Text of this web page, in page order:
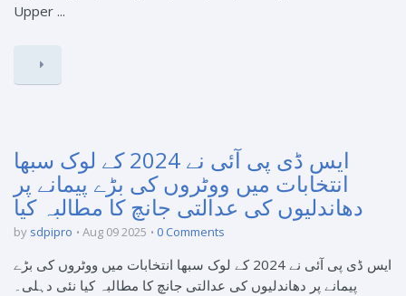
Upper ...
ایس ڈی پی آئی نے 2024 کے لوک سبھا
انتخابات میں ووٹروں کی بڑے پیمانے پر
دھاندلیوں کی عدالتی جانچ کا مطالبہ کیا
by sdpipro Aug 09 2025 0 Comments
ایس ڈی پی آئی نے 2024 کے لوک سبھا انتخابات میں ووٹروں کی بڑے
پیمانے پر دھاندلیوں کی عدالتی جانچ کا مطالبہ کیا نئی دہلی۔